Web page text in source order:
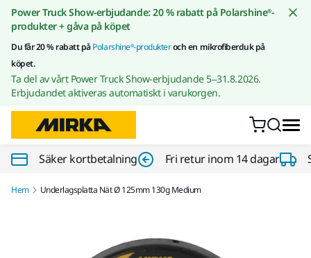
Gå till innehållet
Power Truck Show-erbjudande: 20 % rabatt på Polarshine®-
produkter + gåva på köpet
Du får 20 % rabatt påPolarshine®-produkteroch en mikrofiberduk på
köpet.
Ta del av vårt Power Truck Show-erbjudande 5–31.8.2026.
Erbjudandet aktiveras automatiskt i varukorgen.
Säker kortbetalning Fri retur inom 14 dagar
Hem Underlagsplatta Nät Ø 125mm 130g Medium